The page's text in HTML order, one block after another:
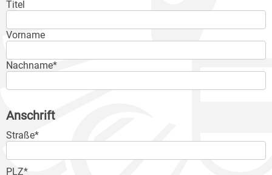
Titel
Vorname
Nachname*
Anschrift
Straße*
PLZ*